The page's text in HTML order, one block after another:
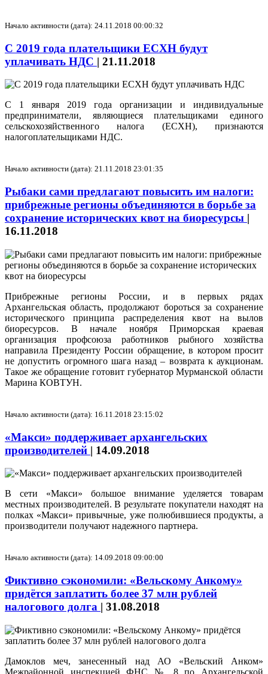
Начало активности (дата): 24.11.2018 00:00:32
С 2019 года плательщики ЕСХН будут
уплачивать НДС | 21.11.2018
С 1 января 2019 года организации и индивидуальные
предприниматели, являющиеся плательщиками единого
сельскохозяйственного налога (ЕСХН), признаются
налогоплательщиками НДС.
Начало активности (дата): 21.11.2018 23:01:35
Рыбаки сами предлагают повысить им налоги:
прибрежные регионы объединяются в борьбе за
сохранение исторических квот на биоресурсы |
16.11.2018
Прибрежные регионы России, и в первых рядах
Архангельская область, продолжают бороться за сохранение
исторического принципа распределения квот на вылов
биоресурсов. В начале ноября Приморская краевая
организация профсоюза работников рыбного хозяйства
направила Президенту России обращение, в котором просит
не допустить огромного шага назад – возврата к аукционам.
Такое же обращение готовит губернатор Мурманской области
Марина КОВТУН.
Начало активности (дата): 16.11.2018 23:15:02
«Макси» поддерживает архангельских
производителей | 14.09.2018
В сети «Макси» большое внимание уделяется товарам
местных производителей. В результате покупатели находят на
полках «Макси» привычные, уже полюбившиеся продукты, а
производители получают надежного партнера.
Начало активности (дата): 14.09.2018 09:00:00
Фиктивно сэкономили: «Вельскому Анкому»
придётся заплатить более 37 млн рублей
налогового долга | 31.08.2018
Дамоклов меч, занесенный над АО «Вельский Анком»
Межрайонной инспекцией ФНС № 8 по Архангельской